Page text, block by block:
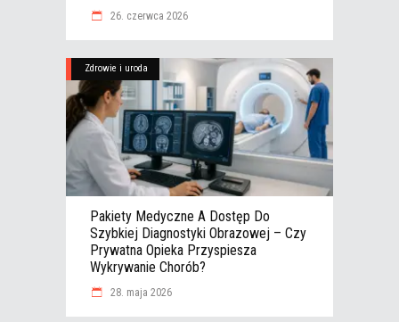
26. czerwca 2026
Zdrowie i uroda
Pakiety Medyczne A Dostęp Do
Szybkiej Diagnostyki Obrazowej – Czy
Prywatna Opieka Przyspiesza
Wykrywanie Chorób?
28. maja 2026